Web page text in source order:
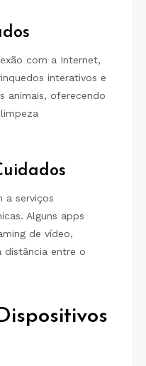
com a Internet,
interativos e
animais, oferecendo
a serviços
Alguns apps
de vídeo,
distância entre o